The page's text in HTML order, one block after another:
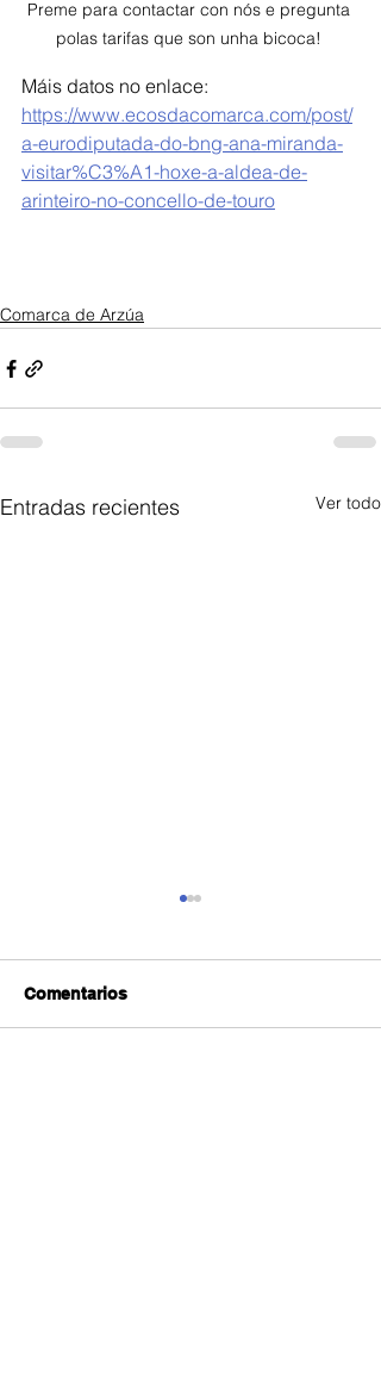
Preme para contactar con nós e pregunta
polas tarifas que son unha bicoca!
Máis datos no enlace:
https://www.ecosdacomarca.com/post/
a-eurodiputada-do-bng-ana-miranda-
visitar%C3%A1-hoxe-a-aldea-de-
arinteiro-no-concello-de-touro
Comarca de Arzúa
Entradas recientes Ver todo
Comentarios